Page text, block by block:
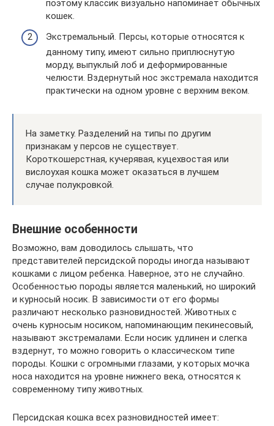
поэтому классик визуально напоминает обычных
кошек.
Экстремальный. Персы, которые относятся к
данному типу, имеют сильно приплюснутую
морду, выпуклый лоб и деформированные
челюсти. Вздернутый нос экстремала находится
практически на одном уровне с верхним веком.
На заметку. Разделений на типы по другим
признакам у персов не существует.
Короткошерстная, кучерявая, куцехвостая или
вислоухая кошка может оказаться в лучшем
случае полукровкой.
Внешние особенности
Возможно, вам доводилось слышать, что
представителей персидской породы иногда называют
кошками с лицом ребенка. Наверное, это не случайно.
Особенностью породы является маленький, но широкий
и курносый носик. В зависимости от его формы
различают несколько разновидностей. Животных с
очень курносым носиком, напоминающим пекинесовый,
называют экстремалами. Если носик удлинен и слегка
вздернут, то можно говорить о классическом типе
породы. Кошки с огромными глазами, у которых мочка
носа находится на уровне нижнего века, относятся к
современному типу животных.
Персидская кошка всех разновидностей имеет: